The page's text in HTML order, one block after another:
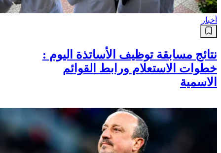
أخبار
نتائج مسابقة توظيف الأساتذة اليوم :
خطوات الاستعلام ورابط القوائم
الاسمية